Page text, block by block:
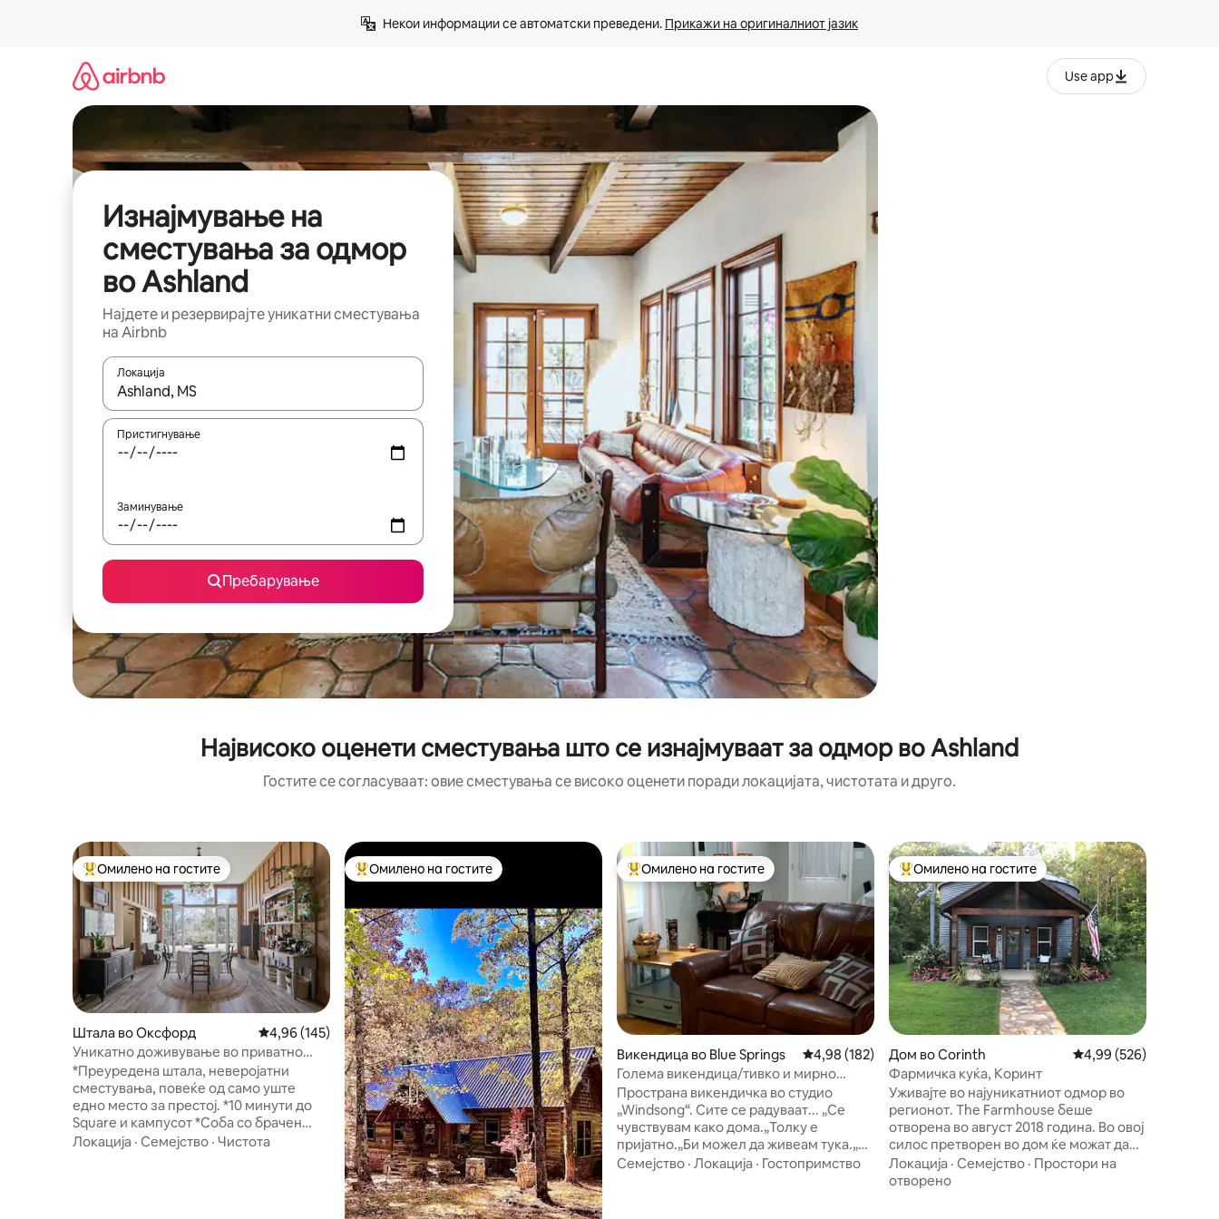
Некои информации се автоматски преведени. Прикажи на оригиналниот јазик
Use app
Изнајмување на
сместувања за одмор
во Ashland
Најдете и резервирајте уникатни сместувања
на Airbnb
Локација
Кога резултатите се достапни, движете се со копчињата со стрелки нагоре и надолу или истражувајте со допирање или со лизгање.
Пристигнување
Заминување
Пребарување
Највисоко оценети сместувања што се изнајмуваат за одмор во Ashland
Гостите се согласуваат: овие сместувања се високо оценети поради локацијата, чистотата и друго.
Меѓу најуспешните „Омилени на гостите“
Омилено на гостите
Штала во Оксфорд Просечна оцена: 4,96 од 5, 145 рецензии
4,96 (145)
Уникатно доживување во приватно
прибежиште Barndominium
*Преуредена штала, неверојатни
сместувања, повеќе од само уште
едно место за престој. *10 минути до
Square и кампусот *Соба со брачен
кревет (King) и приватна бања *Втора
Локација · Семејство · Чистота
Меѓу најуспешните „Омилени на гостите“
Омилено на гостите Меѓу најуспешните „Омилени на гостите“
Омилено на гостите
Викендица во Blue Springs Просечна оцена: 4,98 од 5, 182 рецензии
4,98 (182)
Голема викендица/тивко и мирно
сместување
Пространа викендичка во студио
„Windsong“. Сите се радуваат... „Се
чувствувам како дома.„Толку е
пријатно.„Би можел да живеам тука.„
Кеуриг со K шолји подготвени за
Семејство · Локација · Гостопримство
Меѓу најуспешните „Омилени на гостите“
Омилено на гостите
Дом во Corinth Просечна оцена: 4,99
4,99 (526)
Фармичка куќа, Коринт
Уживајте во најуникатниот одмор во
регионот. The Farmhouse беше
отворена во август 2018 година. Во овој
силос претворен во дом ќе можат да
спијат 4 лица. Целосно опремена кујна
со апарати од нерѓосувачки челик,
Локација · Семејство · Простори на
отворено